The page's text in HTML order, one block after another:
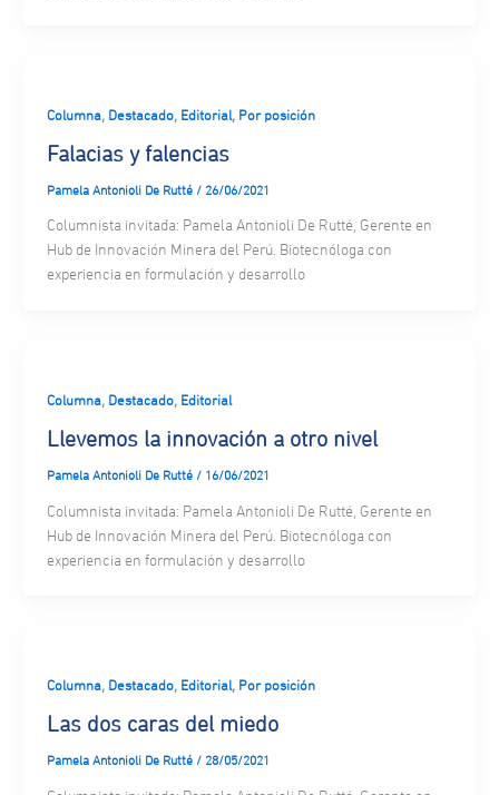
Columna, Destacado, Editorial, Por posición
Falacias y falencias
Pamela Antonioli De Rutté / 26/06/2021
Columnista invitada: Pamela Antonioli De Rutté, Gerente en
Hub de Innovación Minera del Perú. Biotecnóloga con
experiencia en formulación y desarrollo
Columna, Destacado, Editorial
Llevemos la innovación a otro nivel
Pamela Antonioli De Rutté / 16/06/2021
Columnista invitada: Pamela Antonioli De Rutté, Gerente en
Hub de Innovación Minera del Perú. Biotecnóloga con
experiencia en formulación y desarrollo
Columna, Destacado, Editorial, Por posición
Las dos caras del miedo
Pamela Antonioli De Rutté / 28/05/2021